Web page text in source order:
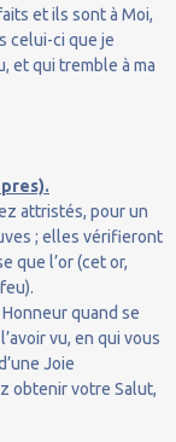
et ils sont à Moi,
celui-ci que je
et qui tremble à ma
attristés, pour un
; elles vérifieront
que l’or (cet or,
quand se
vu, en qui vous
Joie
obtenir votre Salut,